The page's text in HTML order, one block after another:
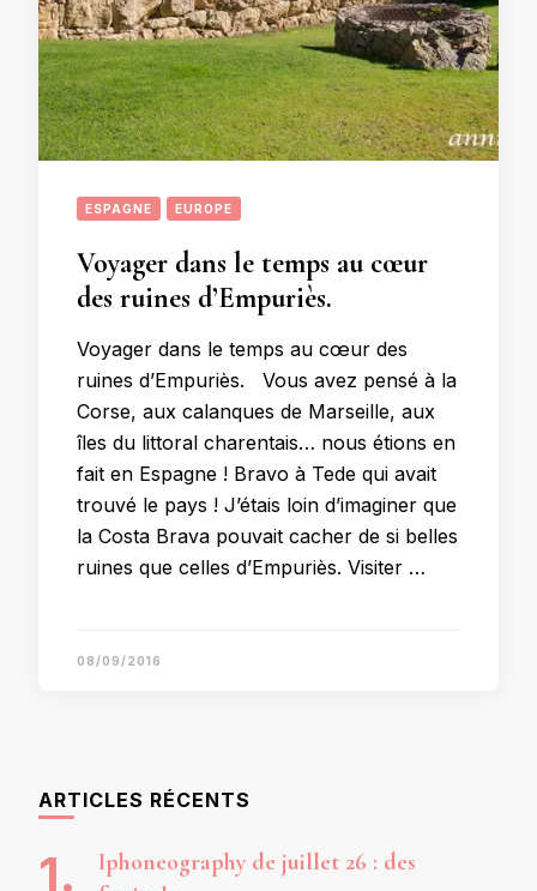
ESPAGNE EUROPE
Voyager dans le temps au cœur
des ruines d’Empuriès.
Voyager dans le temps au cœur des
ruines d’Empuriès. Vous avez pensé à la
Corse, aux calanques de Marseille, aux
îles du littoral charentais… nous étions en
fait en Espagne ! Bravo à Tede qui avait
trouvé le pays ! J’étais loin d’imaginer que
la Costa Brava pouvait cacher de si belles
ruines que celles d’Empuriès. Visiter …
08/09/2016
ARTICLES RÉCENTS
Iphoneography de juillet 26 : des